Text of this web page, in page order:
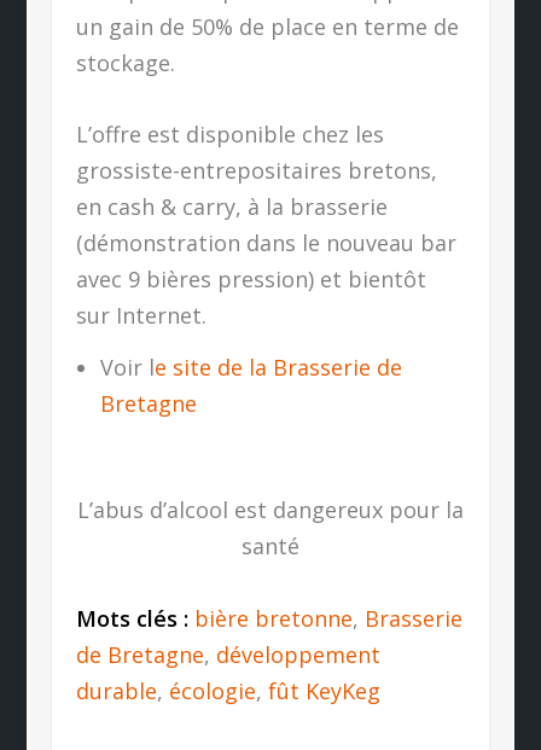
un gain de 50% de place en terme de
stockage.
L’offre est disponible chez les
grossiste-entrepositaires bretons,
en cash & carry, à la brasserie
(démonstration dans le nouveau bar
avec 9 bières pression) et bientôt
sur Internet.
Voir le site de la Brasserie de
Bretagne
L’abus d’alcool est dangereux pour la
santé
Mots clés : bière bretonne, Brasserie
de Bretagne, développement
durable, écologie, fût KeyKeg